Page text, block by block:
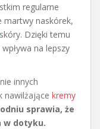
regularne
martwy naskórek,
skóry. Dzięki temu
na lepszy
innych
nawilżające kremy
sprawia, że
w dotyku.